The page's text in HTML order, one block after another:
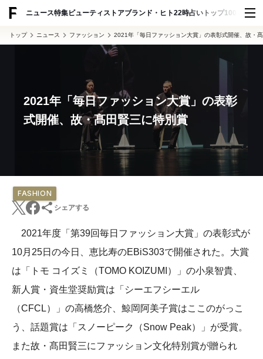
ニュース特集ビューティ ストアブランド・ヒト22時占い トップ100 スナッ
トップ ニュース ファッション 2021年「毎日ファッション大賞」の表彰式開催、故・
2021年「毎日ファッション大賞」の表彰
式開催、故・髙田賢三に特別賞
FASHION
シェアする
2021年度「第39回毎日ファッション大賞」の表彰式が
10月25日の今日、恵比寿のEBiS303で開催された。大賞
は「トモ コイズミ（TOMO KOIZUMI）」の小泉智貴、
新人賞・資生堂奨励賞は「シーエフシーエル
（CFCL）」の高橋悠介、鯨岡阿美子賞はここのがっこ
う、話題賞は「スノーピーク（Snow Peak）」が受賞。
また故・髙田賢三にファッション文化特別賞が贈られ